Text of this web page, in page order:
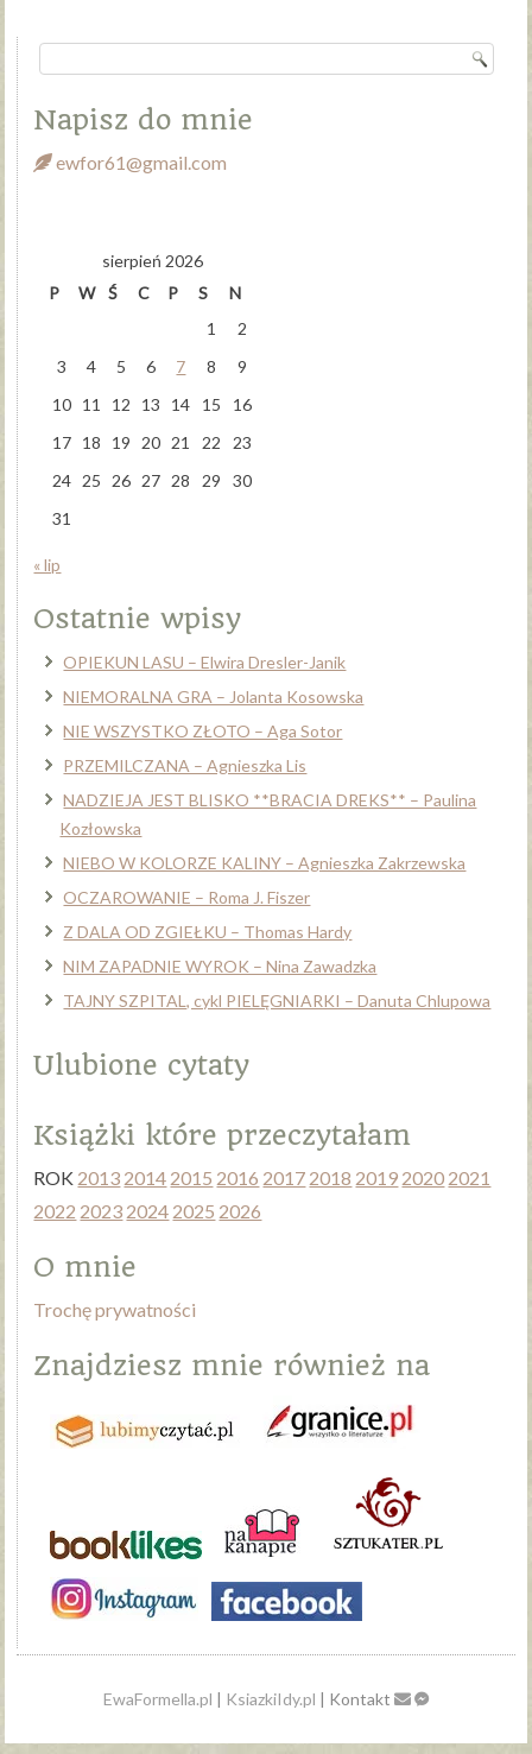
Napisz do mnie
ewfor61@gmail.com
sierpień 2026
P
W Ś C P S
N
1
2
3
4 5 6 7 8
9
10 11 12 13 14 15
16
17 18 19 20 21 22
23
24 25 26 27 28 29
30
31
« lip
Ostatnie wpisy
OPIEKUN LASU – Elwira Dresler-Janik
NIEMORALNA GRA – Jolanta Kosowska
NIE WSZYSTKO ZŁOTO – Aga Sotor
PRZEMILCZANA – Agnieszka Lis
NADZIEJA JEST BLISKO **BRACIA DREKS** – Paulina
Kozłowska
NIEBO W KOLORZE KALINY – Agnieszka Zakrzewska
OCZAROWANIE – Roma J. Fiszer
Z DALA OD ZGIEŁKU – Thomas Hardy
NIM ZAPADNIE WYROK – Nina Zawadzka
TAJNY SZPITAL, cykl PIELĘGNIARKI – Danuta Chlupowa
Ulubione cytaty
Książki które przeczytałam
ROK 2013 2014 2015 2016 2017 2018 2019 2020 2021
2022 2023 2024 2025 2026
O mnie
Trochę prywatności
Znajdziesz mnie również na
EwaFormella.pl | KsiazkiIdy.pl | Kontakt